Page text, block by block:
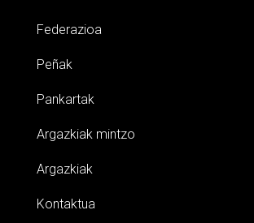
Federazioa
Peñak
Pankartak
Argazkiak mintzo
Argazkiak
Kontaktua